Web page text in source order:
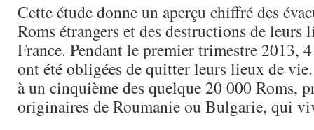
Cette étude donne un aperçu chiffré des
Roms étrangers et des destructions de leurs
France. Pendant le premier trimestre 2013,
ont été obligées de quitter leurs lieux de
à un cinquième des quelque 20 000 Roms,
originaires de Roumanie ou Bulgarie, qui